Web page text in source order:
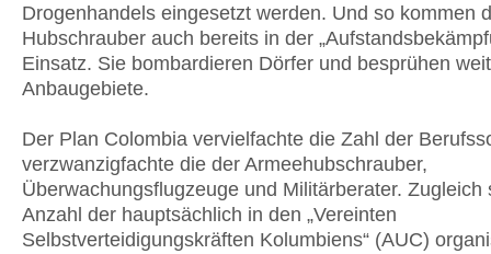
Drogenhandels eingesetzt werden. Und so kommen
Hubschrauber auch bereits in der
Einsatz. Sie bombardieren Dörfer und besprühen
Anbaugebiete.
Der Plan Colombia vervielfachte die Zahl der
verzwanzigfachte die der Armeehubschrauber,
Überwachungsflugzeuge und Militärberater. Zugleich
Anzahl der hauptsächlich in den „Vereinten
Selbstverteidigungskräften Kolumbiens“ (AUC)